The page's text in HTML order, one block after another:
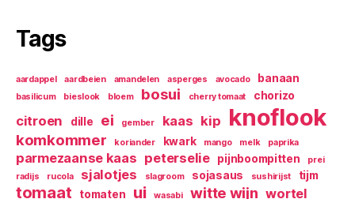
Tags
aardappel aardbeien amandelen asperges avocado banaan
basilicum bieslook bloem bosui cherry tomaat chorizo
citroen dille ei gember kaas kip knoflook
komkommer koriander kwark mango melk paprika
parmezaanse kaas peterselie pijnboompitten
prei
radijs
rucola sjalotjes slagroom sojasaus sushirijst tijm
tomaat tomaten ui wasabi witte wijn wortel